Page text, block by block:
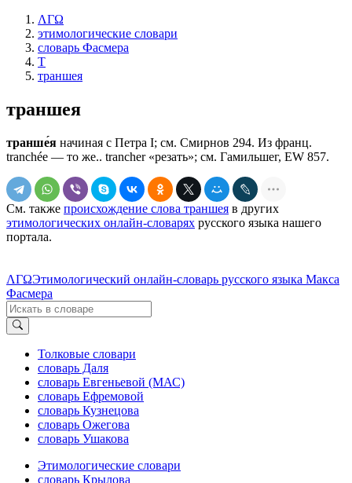
ΛΓΩ
этимологические словари
словарь Фасмера
Т
траншея
траншея
транше́я начиная с Петра I; см. Смирнов 294. Из франц.
tranchée — то же.. trancher «резать»; см. Гамильшег, ЕW 857.
См. также происхождение слова траншея в других
этимологических онлайн-словарях русского языка нашего
портала.
ΛΓΩЭтимологический онлайн-словарь русского языка Макса
Фасмера
Толковые словари
словарь Даля
словарь Евгеньевой (МАС)
словарь Ефремовой
словарь Кузнецова
словарь Ожегова
словарь Ушакова
Этимологические словари
словарь Крылова